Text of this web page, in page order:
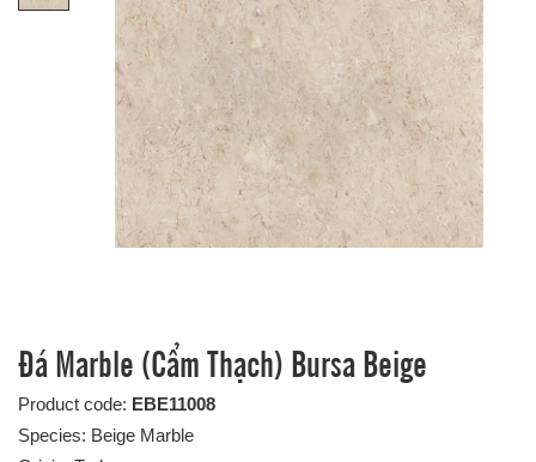
Đá Marble (Cẩm Thạch) Bursa Beige
Product code: EBE11008
Species: Beige Marble